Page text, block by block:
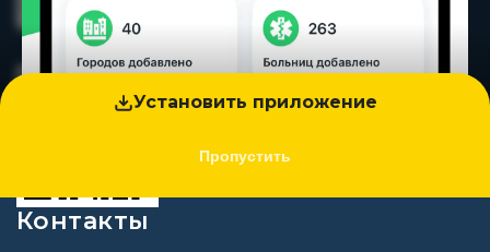
Установить приложение
Пропустить
Контакты